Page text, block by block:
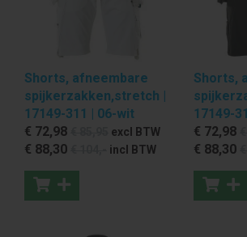
Shorts, afneembare
spijkerzakken,stretch |
17149-311 | 06-wit
€ 72,98 excl BTW
€ 88,30 incl BTW
Shorts,
17149-
€ 72,98
€ 88,30